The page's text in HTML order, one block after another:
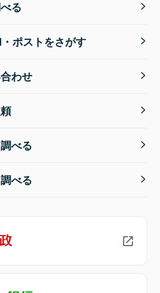
る
ポストをさがす
わせ
べる
べる